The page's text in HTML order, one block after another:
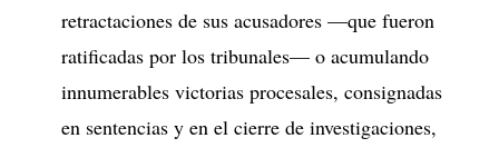
retractaciones de sus acusadores —que fueron
ratificadas por los tribunales— o acumulando
innumerables victorias procesales, consignadas
en sentencias y en el cierre de investigaciones,